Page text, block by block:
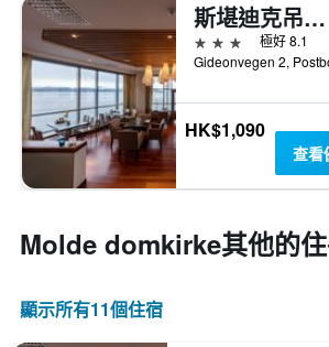
斯堪迪克吊索酒店
3星級
極好 8.1
HK$1,090
查看
Molde domkirke​其他的
顯示所有11​個住宿